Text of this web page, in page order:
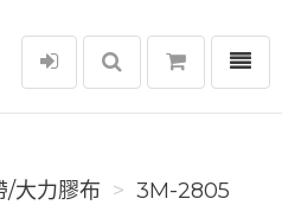
選單
/大力膠布
3M-2805